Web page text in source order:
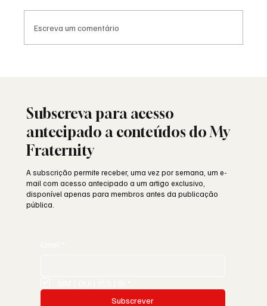
Escreva um comentário
Subscreva para acesso
antecipado a conteúdos do My
Fraternity
A subscrição permite receber, uma vez por semana, um e-
mail com acesso antecipado a um artigo exclusivo,
disponível apenas para membros antes da publicação
pública.
Subscrever